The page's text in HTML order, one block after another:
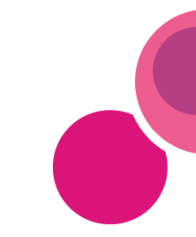
A
c
c
e
i
A
e